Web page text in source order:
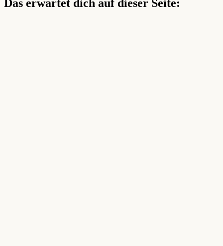
Das erwartet dich auf dieser Seite: